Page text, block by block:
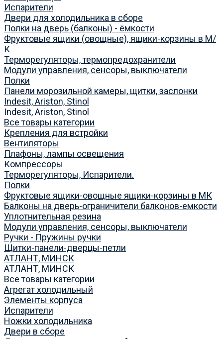
Испарители
Двери для холодильника в сборе
Полки на дверь (балконы) - ёмкости
Фруктовые ящики (овощные), ящики-корзины в М/
К
Терморегуляторы, термопредохранители
Модули управления, сенсоры, выключатели
Полки
Панели морозильной камеры, щитки, заслонки
Indesit, Ariston, Stinol
Indesit, Ariston, Stinol
Все товары категории
Крепления для встройки
Вентиляторы
Плафоны, лампы освещения
Компрессоры
Терморегуляторы, Испарители.
Полки
Фруктовые ящики-овощные ящики-корзины в МК
Балконы на дверь-ограничители балконов-емкости
Уплотнительная резина
Модули управления, сенсоры, выключатели
Ручки - Пружины ручки
Щитки-панели-дверцы-петли
АТЛАНТ, МИНСК
АТЛАНТ, МИНСК
Все товары категории
Агрегат холодильный
Элементы корпуса
Испарители
Ножки холодильника
Двери в сборе